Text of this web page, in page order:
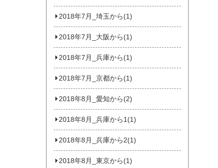
2018年7月_埼玉から(1)
2018年7月_大阪から(1)
2018年7月_兵庫から(1)
2018年7月_京都から(1)
2018年8月_愛知から(2)
2018年8月_兵庫から1(1)
2018年8月_兵庫から2(1)
2018年8月_東京から(1)